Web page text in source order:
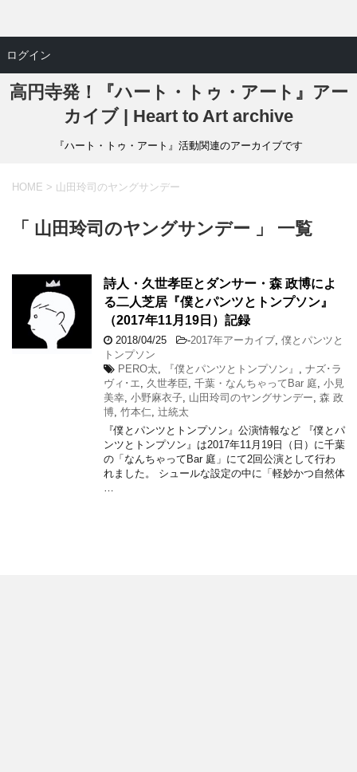
高円寺発！『ハート・トゥ・アート』アー
カイブ | Heart to Art archive
『ハート・トゥ・アート』活動関連のアーカイブです
HOME > 山田玲司のヤングサンデー
「 山田玲司のヤングサンデー 」 一覧
詩人・久世孝臣とダンサー・森 政博によ
る二人芝居『僕とパンツとトンプソン』
（2017年11月19日）記録
2018/04/25 -2017年アーカイブ 僕とパンツと
トンプソン
PERO太
『僕とパンツとトンプソン』
ナズ･ラ
ヴィ･エ
久世孝臣 千葉・なんちゃってBar 庭 小見
美幸 小野麻衣子 山田玲司のヤングサンデー 森 政
博 竹本仁 辻統太
『僕とパンツとトンプソン』公演情報など 『僕とパ
ンツとトンプソン』は2017年11月19日（日）に千葉
の「なんちゃってBar 庭」にて2回公演として行わ
れました。 シュールな設定の中に「軽妙かつ自然体
ログイン